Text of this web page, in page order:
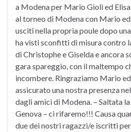
a Modena per Mario Gioli ed
al torneo di Modena con Mario
usciti nella propria poule dopo
ha visti sconfitti di misura contro
di Christophe e Giselda e ancora
gara spareggio, con il maltempo
incombere. Ringraziamo Mario
assicurato una nostra presenza
dagli amici di Modena. – Saltata
Genova – ci rifaremo!!! Causa
due dei nostri ragazzi/e iscritti